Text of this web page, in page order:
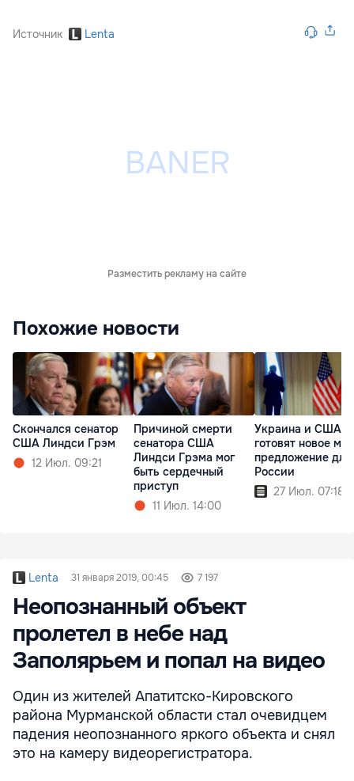
Источник Lenta
Разместить рекламу на сайте
Похожие новости
Скончался сенатор
США Линдси Грэм
12 Июл. 09:21
Причиной смерти
сенатора США
Линдси Грэма мог
быть сердечный
приступ
11 Июл. 14:00
Украина и США
готовят новое
предложение для
России
27 Июл. 07:18
Lenta 31 января 2019, 00:45 7 197
Неопознанный объект
пролетел в небе над
Заполярьем и попал на видео
Один из жителей Апатитско-Кировского
района Мурманской области стал очевидцем
падения неопознанного яркого объекта и снял
это на камеру видеорегистратора.